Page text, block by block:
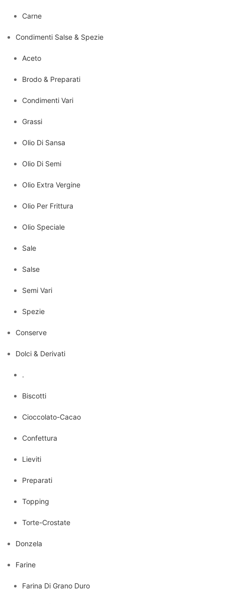
Carne
Condimenti Salse & Spezie
Aceto
Brodo & Preparati
Condimenti Vari
Grassi
Olio Di Sansa
Olio Di Semi
Olio Extra Vergine
Olio Per Frittura
Olio Speciale
Sale
Salse
Semi Vari
Spezie
Conserve
Dolci & Derivati
.
Biscotti
Cioccolato-Cacao
Confettura
Lieviti
Preparati
Topping
Torte-Crostate
Donzela
Farine
Farina Di Grano Duro